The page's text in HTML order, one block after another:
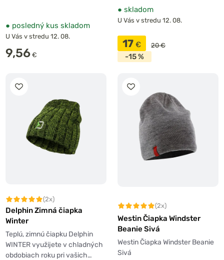
● posledný kus skladom
U Vás v stredu 12. 08.
9,56 €
● skladom
U Vás v stredu 12. 08.
17 € 20 €
-15 %
(2x)
Delphin Zimná čiapka
Winter
Teplú, zimnú čiapku Delphin
WINTER využijete v chladných
obdobiach roku pri vašich…
(2x)
Westin Čiapka Windster
Beanie Sivá
Westin Čiapka Windster Beanie
Sivá